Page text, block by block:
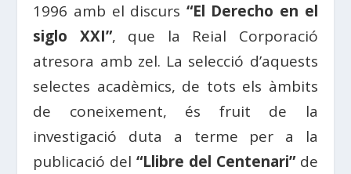
1996 amb el discurs “El Derecho en el
siglo XXI”, que la Reial Corporació
atresora amb zel. La selecció d’aquests
selectes acadèmics, de tots els àmbits
de coneixement, és fruit de la
investigació duta a terme per a la
publicació del “Llibre del Centenari”de